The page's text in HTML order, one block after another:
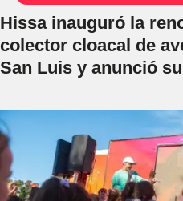
Hissa inauguró la
colector cloacal de
San Luis y anunció